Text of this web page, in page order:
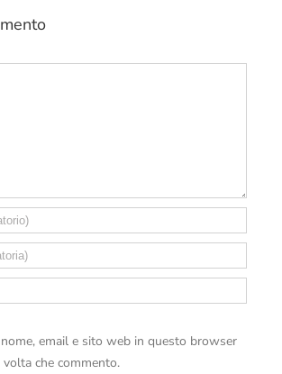
email e sito web in questo browser
che commento.